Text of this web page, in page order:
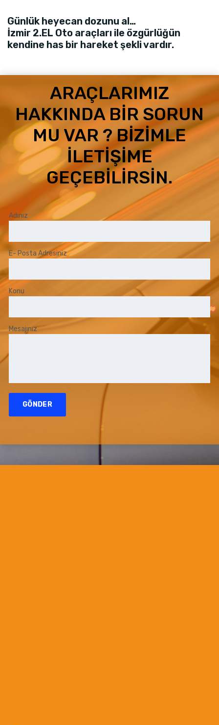
Günlük heyecan dozunu al…
İzmir 2.EL Oto araçları ile özgürlüğün
kendine has bir hareket şekli vardır.
ARAÇLARIMIZ
HAKKINDA BIR SORUN
MU VAR ? BIZIMLE
İLETIŞIME
GEÇEBILIRSIN.
Adınız
E- Posta Adresiniz
Konu
Mesajınız